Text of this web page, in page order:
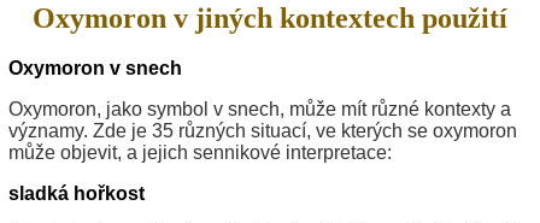
Oxymoron v jiných kontextech použití
Oxymoron v snech
Oxymoron, jako symbol v snech, může mít různé kontexty a
významy. Zde je 35 různých situací, ve kterých se oxymoron
může objevit, a jejich sennikové interpretace:
sladká hořkost